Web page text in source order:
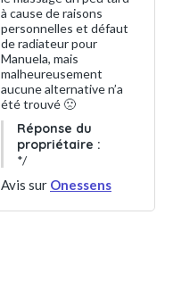
à cause de raisons
personnelles et défaut
de radiateur pour
Manuela, mais
malheureusement
aucune alternative n’a
été trouvé 🙁
Réponse du
propriétaire :
*/
Avis sur Onessens